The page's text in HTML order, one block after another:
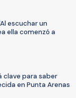
escuchar un
ella comenzó a
clave para saber
en Punta Arenas